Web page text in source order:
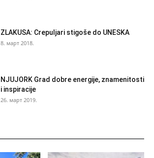
ZLAKUSA: Crepuljari stigoše do UNESKA
8. март 2018.
NJUJORK Grad dobre energije, znamenitosti
i inspiracije
26. март 2019.